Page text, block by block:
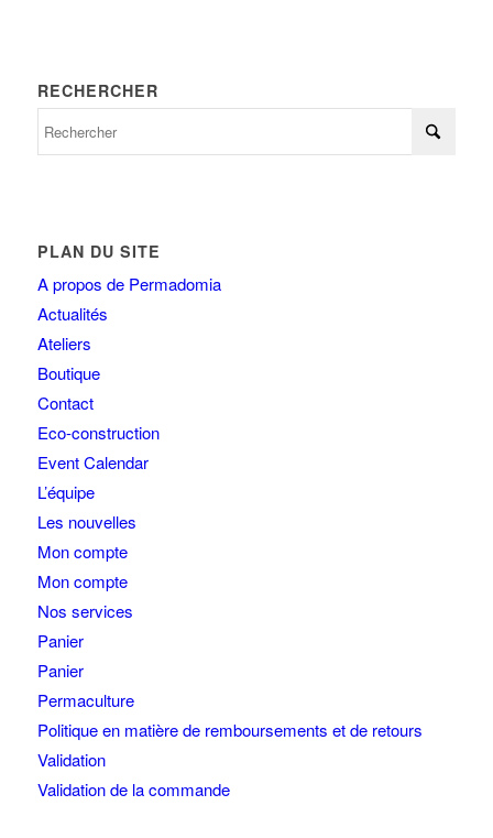
RECHERCHER
PLAN DU SITE
A propos de Permadomia
Actualités
Ateliers
Boutique
Contact
Eco-construction
Event Calendar
L’équipe
Les nouvelles
Mon compte
Mon compte
Nos services
Panier
Panier
Permaculture
Politique en matière de remboursements et de retours
Validation
Validation de la commande